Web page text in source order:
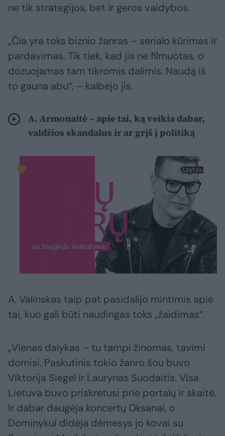
ne tik strategijos, bet ir geros vaidybos.
„Čia yra toks biznio žanras – serialo kūrimas ir
pardavimas. Tik tiek, kad jis ne filmuotas, o
dozuojamas tam tikromis dalimis. Naudą iš
to gauna abu“, – kalbėjo jis.
A. Armonaitė – apie tai, ką veikia dabar,
valdžios skandalus ir ar grįš į politiką
A. Valinskas taip pat pasidalijo mintimis apie
tai, kuo gali būti naudingas toks „žaidimas“.
„Vienas dalykas – tu tampi žinomas, tavimi
domisi. Paskutinis tokio žanro šou buvo
Viktorija Siegel ir Laurynas Suodaitis. Visa
Lietuva buvo priskretusi prie portalų ir skaitė.
Ir dabar daugėja koncertų Oksanai, o
Dominykui didėja dėmesys jo kovai su